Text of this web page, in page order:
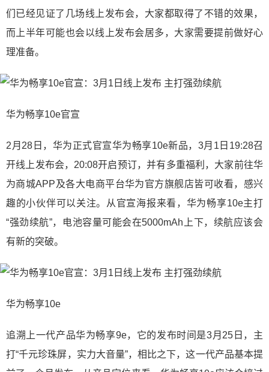
们已经见证了几场线上发布会，大家都取得了不错的效果，
而上半年可能也会以线上发布会居多，大家需要提前做好心
理准备。
华为畅享10e官宣
2月28日，华为正式官宣华为畅享10e新品，3月1日19:28召
开线上发布会，20:08开启预订，并有多重福利，大家前往华
为商城APP及各大电商平台华为官方旗舰店皆可收看，感兴
趣的小伙伴可以关注。从官宣海报来看，华为畅享10e主打
“强劲续航”，电池容量可能会在5000mAh上下，续航应该会
有新的突破。
华为畅享10e
追溯上一代产品华为畅享9e，它的发布时间是3月25日，主
打“千元珍珠屏，实力大音量”，相比之下，这一代产品基本提